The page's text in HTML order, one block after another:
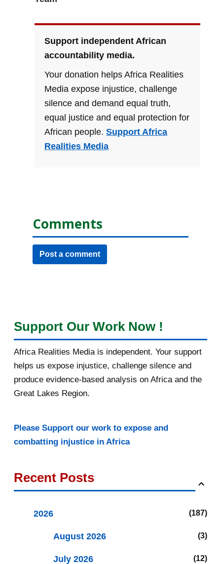
Support independent African
accountability media.
Your donation helps Africa Realities
Media expose injustice, challenge
silence and demand equal truth,
equal justice and equal protection for
African people. Support Africa
Realities Media
Comments
Post a comment
Support Our Work Now !
Africa Realities Media is independent. Your support
helps us expose injustice, challenge silence and
produce evidence-based analysis on Africa and the
Great Lakes Region.
Please Support our work to expose and
combatting injustice in Africa
Recent Posts
2026 187
August 2026 3
July 2026 12